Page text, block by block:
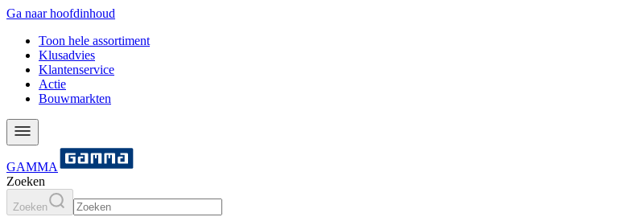
Ga naar hoofdinhoud
Toon hele assortiment
Klusadvies
Klantenservice
Actie
Bouwmarkten
GAMMA
Zoeken
Zoeken